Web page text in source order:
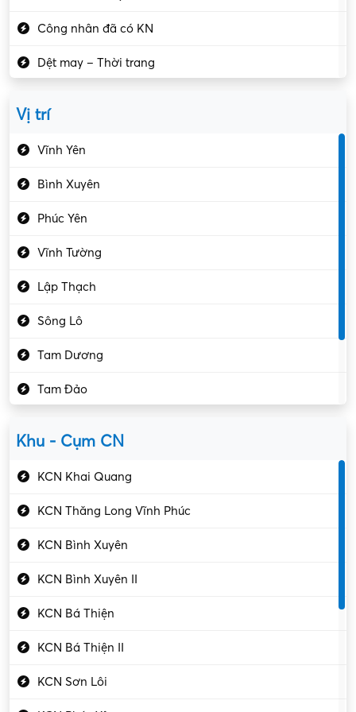
Công nhân đã có KN
Dệt may – Thời trang
Kiểm soát chất lượng
Kỹ sư cơ khí
Kỹ sư điện
Kỹ thuật cao
Kỹ thuật mạng – IT
Làm bán thời gian
Lao động phổ thông
Lập trình – Phát triển
Luật – Công chứng
Vị trí
Vĩnh Yên
Bình Xuyên
Phúc Yên
Vĩnh Tường
Lập Thạch
Sông Lô
Tam Dương
Tam Đảo
Khu - Cụm CN
KCN Khai Quang
KCN Thăng Long Vĩnh Phúc
KCN Bình Xuyên
KCN Bình Xuyên II
KCN Bá Thiện
KCN Bá Thiện II
KCN Sơn Lôi